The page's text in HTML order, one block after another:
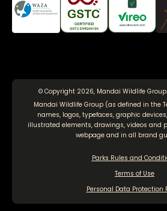
© Copyright 2026, Mandai Wildlife
Mandai Wildlife Group (as defined in the
names, logos, typefaces, graphic
illustrated elements, drawings, videos and
webpage and in all brand
Parks Rules and
Terms of Use
Personal Data Protection